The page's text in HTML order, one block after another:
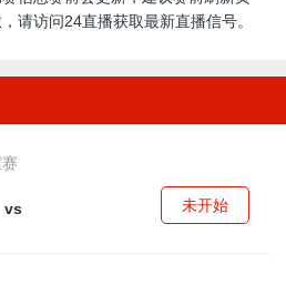
请访问24直播获取最新直播信号。
vs
未开始